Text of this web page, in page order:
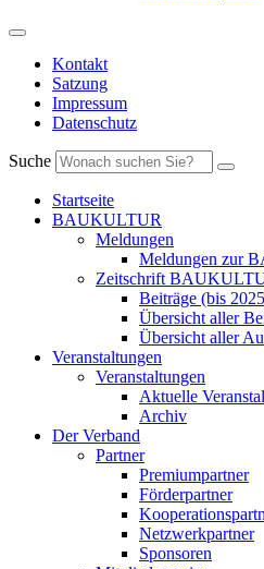
Kontakt
Satzung
Impressum
Datenschutz
Suche
Startseite
BAUKULTUR
Meldungen
Meldungen zur
Zeitschrift
Beiträge (bis
Übersicht aller
Übersicht aller
Veranstaltungen
Veranstaltungen
Aktuelle
Archiv
Der Verband
Partner
Premiumpartner
Förderpartner
Netzwerkpartner
Sponsoren